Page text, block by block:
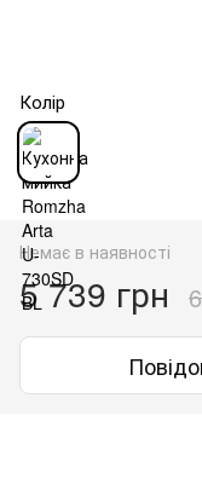
Колір
Немає в наявності
5 739 грн